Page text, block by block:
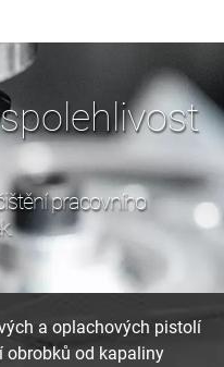
pracovního
a oplachových pistolí
obrobků od kapaliny